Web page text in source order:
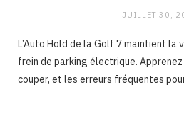
JUILLET 30,
L’Auto Hold de la Golf 7 maintient la
frein de parking électrique. Apprenez
couper, et les erreurs fréquentes